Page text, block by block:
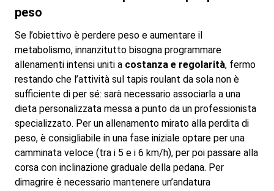
peso
Se l’obiettivo è perdere peso e aumentare il
metabolismo, innanzitutto bisogna programmare
allenamenti intensi uniti a costanza e regolarità, fermo
restando che l’attività sul tapis roulant da sola non è
sufficiente di per sé: sarà necessario associarla a una
dieta personalizzata messa a punto da un professionista
specializzato. Per un allenamento mirato alla perdita di
peso, è consigliabile in una fase iniziale optare per una
camminata veloce (tra i 5 e i 6 km/h), per poi passare alla
corsa con inclinazione graduale della pedana. Per
dimagrire è necessario mantenere un’andatura